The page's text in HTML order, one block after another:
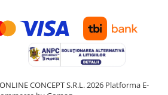
CONCEPT S.R.L. 2026 Platforma E-